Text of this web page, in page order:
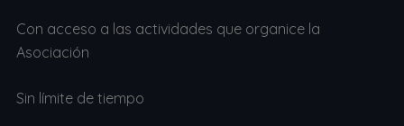
Con acceso a las actividades que organice la
Asociación
Sin límite de tiempo